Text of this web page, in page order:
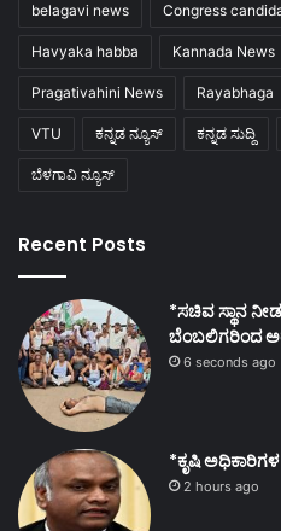
belagavi news Congress
Havyaka habba Kannada News
Pragativahini News Rayabhaga
VTU ಕನ್ನಡ ನ್ಯೂಸ್ ಕನ್ನಡ ಸುದ್ದಿ
ಬೆಳಗಾವಿ ನ್ಯೂಸ್
Recent Posts
*ಸಚಿವ ಸ್ಥಾನ
ಬೆಂಬಲಿಗರಿಂದ
6 seconds ago
*ಕೃಷಿ
2 hours ago